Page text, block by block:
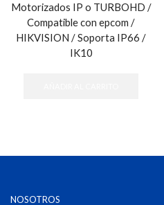
Motorizados IP o TURBOHD /
Compatible con epcom /
HIKVISION / Soporta IP66 /
IK10
NOSOTROS